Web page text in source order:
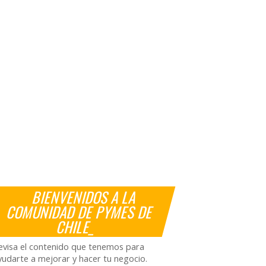
BIENVENIDOS A LA
COMUNIDAD DE PYMES DE
CHILE_
el contenido que tenemos para
a mejorar y hacer tu negocio.